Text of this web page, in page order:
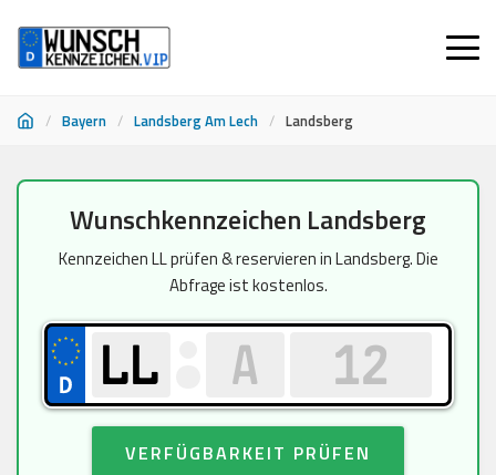
/ Bayern / Landsberg Am Lech / Landsberg
springen
Wunschkennzeichen Landsberg
Kennzeichen LL prüfen & reservieren in Landsberg. Die
Abfrage ist kostenlos.
VERFÜGBARKEIT PRÜFEN